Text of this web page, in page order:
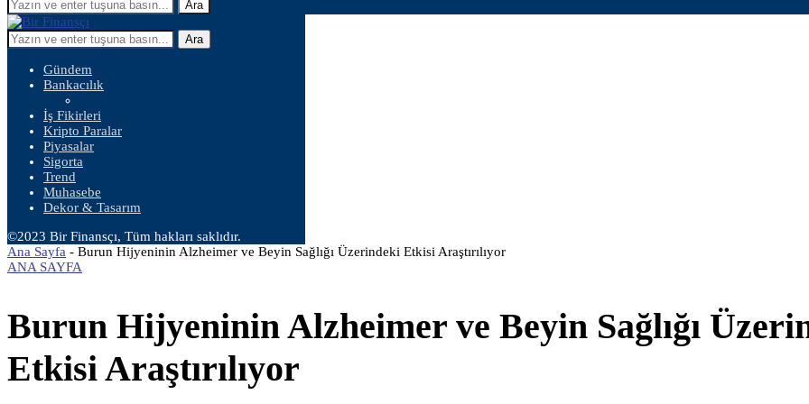
Ara
Ara
Gündem
Bankacılık
İş Fikirleri
Kripto Paralar
Piyasalar
Sigorta
Trend
Muhasebe
Dekor & Tasarım
©2023 Bir Finansçı, Tüm hakları saklıdır.
Ana Sayfa - Burun Hijyeninin Alzheimer ve Beyin Sağlığı Üzerindeki Etkisi Araştırılıyor
ANA SAYFA
Burun Hijyeninin Alzheimer ve Beyin Sağlığı
Etkisi Araştırılıyor